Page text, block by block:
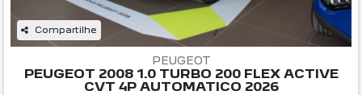
Compartilhe
PEUGEOT
PEUGEOT 2008 1.0 TURBO 200 FLEX ACTIVE
CVT 4P AUTOMATICO 2026